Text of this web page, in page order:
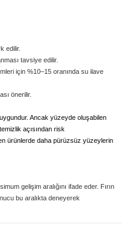
edilir.
tavsiye edilir.
için %10–15 oranında su ilave
önerilir.
Ancak yüzeyde oluşabilen
açısından risk
ürünlerde daha pürüzsüz yüzeylerin
gelişim aralığını ifade eder. Fırın
bu aralıkta deneyerek